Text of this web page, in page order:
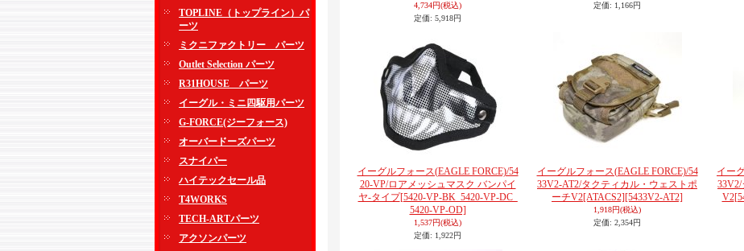
TOPLINE（トップライン）パ
ーツ
ミクニファクトリー パーツ
Outlet Selection パーツ
R31HOUSE パーツ
イーグル・ミニ四駆用パーツ
G-FORCE(ジーフォース)
オーバードーズパーツ
スナイパー
ハイテックセール品
T4WORKS
TECH-ARTパーツ
アクソンパーツ
4,734円(税込)
定価: 5,918円
定価: 1,166円
イーグルフォース(EAGLE FORCE)/54
20-VP/ロアメッシュマスク バンパイ
ヤ-タイプ[5420-VP-BK_5420-VP-DC_
5420-VP-OD]
1,537円(税込)
定価: 1,922円
イーグルフォース(EAGLE FORCE)/54
33V2-AT2/タクティカル・ウェストポ
ーチV2[ATACS2][5433V2-AT2]
1,918円(税込)
定価: 2,354円
イー
V2